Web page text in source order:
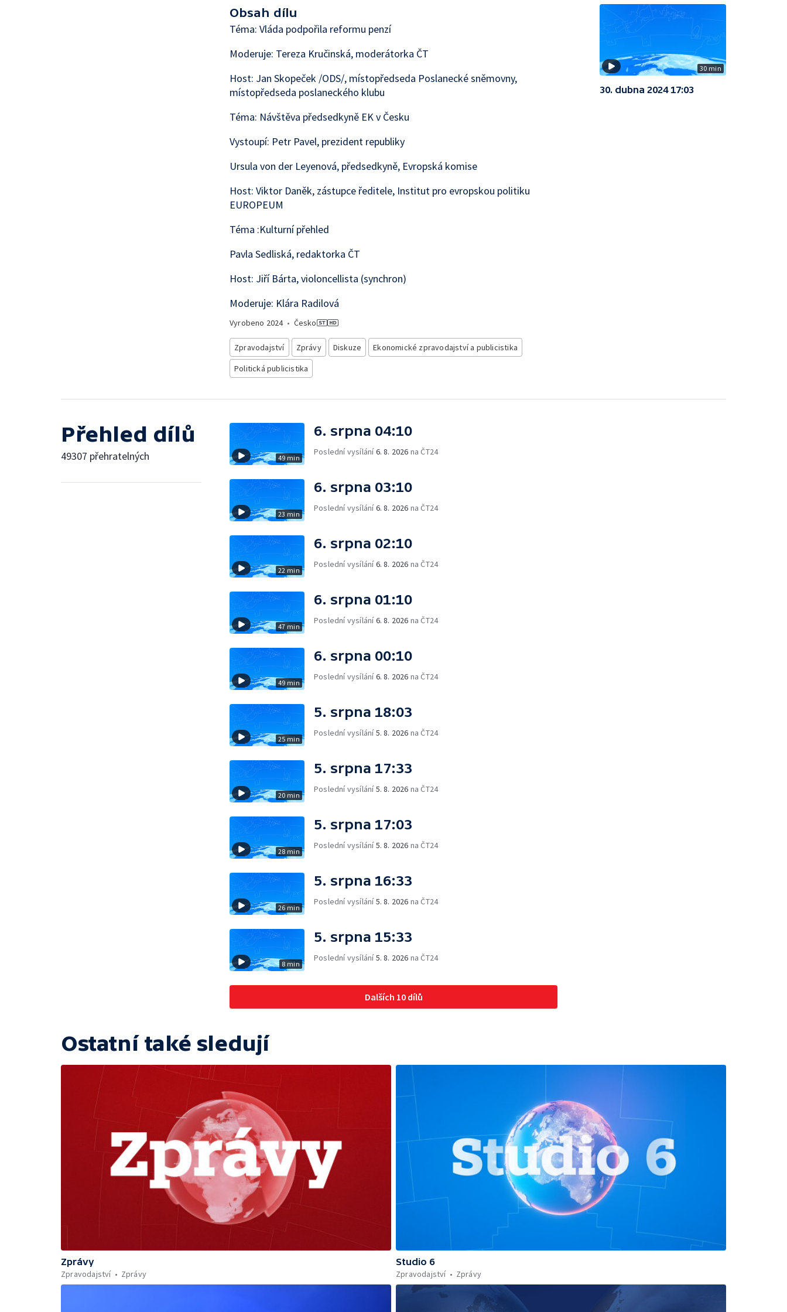
Obsah dílu
Téma: Vláda podpořila reformu penzí
Moderuje: Tereza Kručinská, moderátorka ČT
Host: Jan Skopeček /ODS/, místopředseda Poslanecké sněmovny,
místopředseda poslaneckého klubu
Téma: Návštěva předsedkyně EK v Česku
Vystoupí: Petr Pavel, prezident republiky
Ursula von der Leyenová, předsedkyně, Evropská komise
Host: Viktor Daněk, zástupce ředitele, Institut pro evropskou politiku
EUROPEUM
Téma :Kulturní přehled
Pavla Sedliská, redaktorka ČT
Host: Jiří Bárta, violoncellista (synchron)
Moderuje: Klára Radilová
Vyrobeno 2024• Česko
Zpravodajství Zprávy Diskuze
Ekonomické zpravodajství a publicistika
Politická publicistika
30 min
30. dubna 2024 17:03
Přehled dílů
49307 přehratelných 49 min
6. srpna 04:10
Poslední vysílání6. 8. 2026 na ČT24
23 min
6. srpna 03:10
Poslední vysílání6. 8. 2026 na ČT24
22 min
6. srpna 02:10
Poslední vysílání6. 8. 2026 na ČT24
47 min
6. srpna 01:10
Poslední vysílání6. 8. 2026 na ČT24
49 min
6. srpna 00:10
Poslední vysílání6. 8. 2026 na ČT24
25 min
5. srpna 18:03
Poslední vysílání5. 8. 2026 na ČT24
20 min
5. srpna 17:33
Poslední vysílání5. 8. 2026 na ČT24
28 min
5. srpna 17:03
Poslední vysílání5. 8. 2026 na ČT24
26 min
5. srpna 16:33
Poslední vysílání5. 8. 2026 na ČT24
8 min
5. srpna 15:33
Poslední vysílání5. 8. 2026 na ČT24
Dalších 10 dílů
Ostatní také sledují
Zprávy
Zpravodajství
Zprávy
Studio 6
Zpravodajství
Zprávy